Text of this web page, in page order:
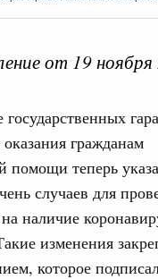
от 19
оказания гражданам
помощи теперь
случаев для
наличие
изменения
которое
четверг
политики